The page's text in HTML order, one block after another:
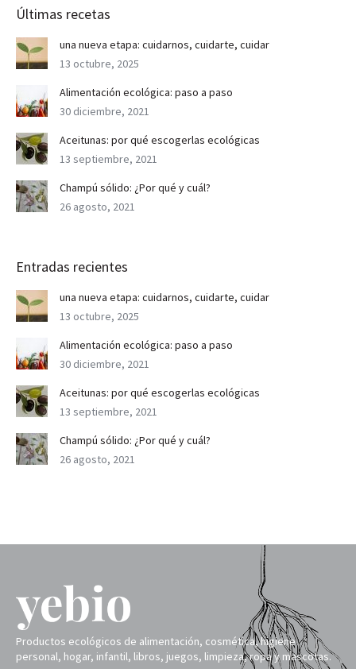
Últimas recetas
una nueva etapa: cuidarnos, cuidarte, cuidar
13 octubre, 2025
Alimentación ecológica: paso a paso
30 diciembre, 2021
Aceitunas: por qué escogerlas ecológicas
13 septiembre, 2021
Champú sólido: ¿Por qué y cuál?
26 agosto, 2021
Entradas recientes
una nueva etapa: cuidarnos, cuidarte, cuidar
13 octubre, 2025
Alimentación ecológica: paso a paso
30 diciembre, 2021
Aceitunas: por qué escogerlas ecológicas
13 septiembre, 2021
Champú sólido: ¿Por qué y cuál?
26 agosto, 2021
Productos ecológicos de alimentación, cosmética, higiene
personal, hogar, infantil, libros, juegos, limpieza, ropa y mascotas.